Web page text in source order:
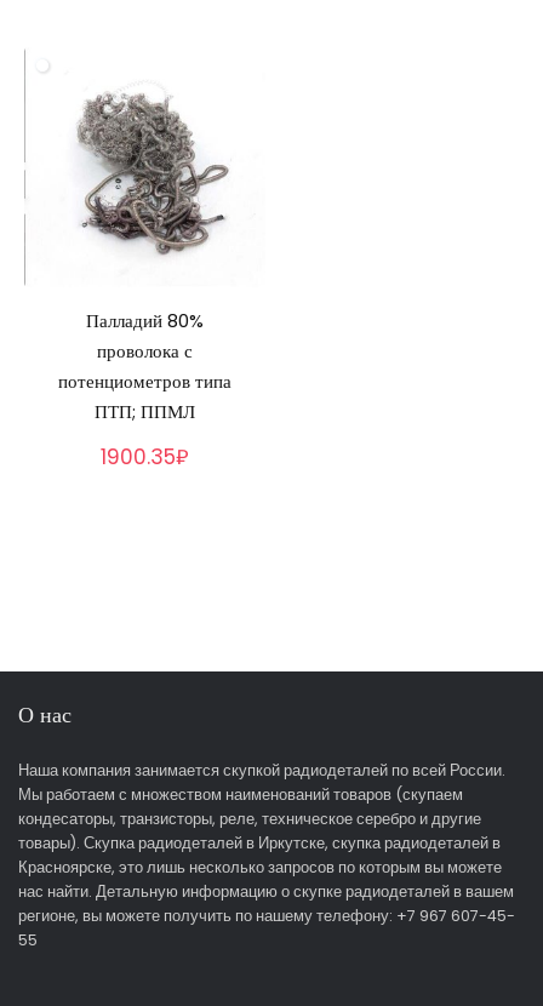
Палладий 80%
проволока с
потенциометров типа
ПТП; ППМЛ
1900.35₽
О нас
Наша компания занимается скупкой радиодеталей по всей России.
Мы работаем с множеством наименований товаров (скупаем
кондесаторы, транзисторы, реле, техническое серебро и другие
товары). Скупка радиодеталей в Иркутске, скупка радиодеталей в
Красноярске, это лишь несколько запросов по которым вы можете
нас найти. Детальную информацию о скупке радиодеталей в вашем
регионе, вы можете получить по нашему телефону: +7 967 607-45-
55